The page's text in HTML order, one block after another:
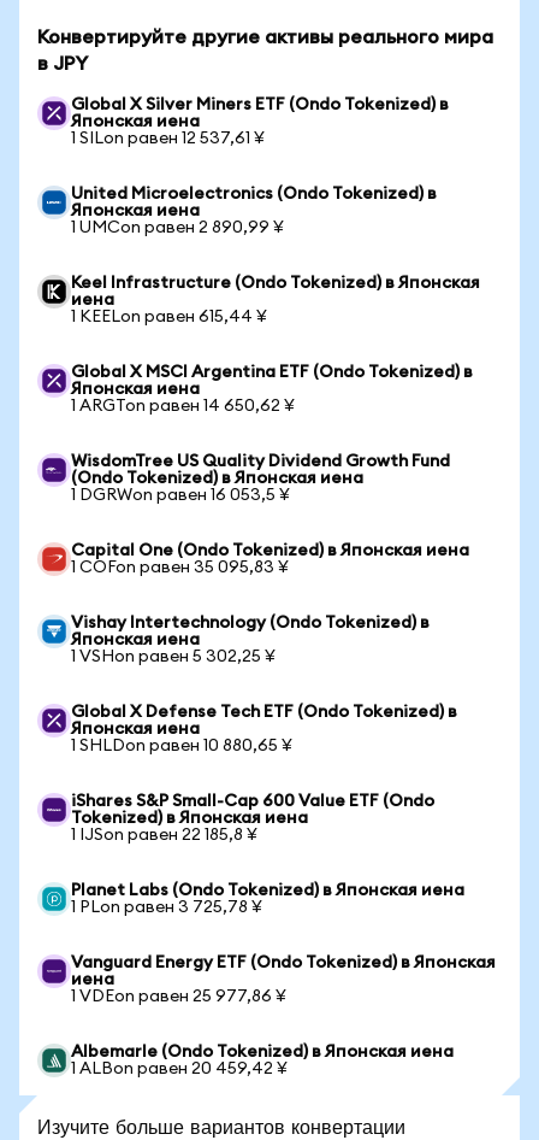
Конвертируйте другие активы реального мира
в JPY
Global X Silver Miners ETF (Ondo Tokenized) в
Японская иена
1 SILon равен 12 537,61 ¥
United Microelectronics (Ondo Tokenized) в
Японская иена
1 UMCon равен 2 890,99 ¥
Keel Infrastructure (Ondo Tokenized) в Японская
иена
1 KEELon равен 615,44 ¥
Global X MSCI Argentina ETF (Ondo Tokenized) в
Японская иена
1 ARGTon равен 14 650,62 ¥
WisdomTree US Quality Dividend Growth Fund
(Ondo Tokenized) в Японская иена
1 DGRWon равен 16 053,5 ¥
Capital One (Ondo Tokenized) в Японская иена
1 COFon равен 35 095,83 ¥
Vishay Intertechnology (Ondo Tokenized) в
Японская иена
1 VSHon равен 5 302,25 ¥
Global X Defense Tech ETF (Ondo Tokenized) в
Японская иена
1 SHLDon равен 10 880,65 ¥
iShares S&P Small-Cap 600 Value ETF (Ondo
Tokenized) в Японская иена
1 IJSon равен 22 185,8 ¥
Planet Labs (Ondo Tokenized) в Японская иена
1 PLon равен 3 725,78 ¥
Vanguard Energy ETF (Ondo Tokenized) в Японская
иена
1 VDEon равен 25 977,86 ¥
Albemarle (Ondo Tokenized) в Японская иена
1 ALBon равен 20 459,42 ¥
Изучите больше вариантов конвертации